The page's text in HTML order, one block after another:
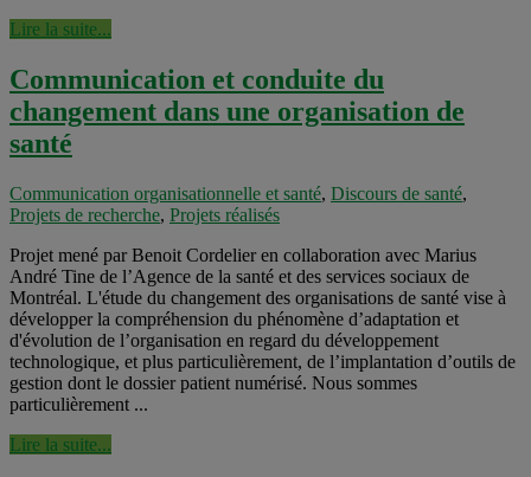
Lire la suite...
Communication et conduite du
changement dans une organisation de
santé
Communication organisationnelle et santé, Discours de santé,
Projets de recherche, Projets réalisés
Projet mené par Benoit Cordelier en collaboration avec Marius
André Tine de l’Agence de la santé et des services sociaux de
Montréal. L'étude du changement des organisations de santé vise à
développer la compréhension du phénomène d’adaptation et
d'évolution de l’organisation en regard du développement
technologique, et plus particulièrement, de l’implantation d’outils de
gestion dont le dossier patient numérisé. Nous sommes
particulièrement ...
Lire la suite...